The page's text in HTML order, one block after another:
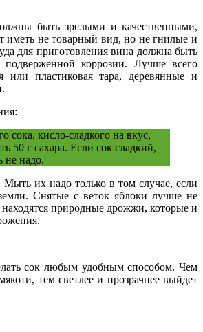
быть зрелыми и качественными,
иметь не товарный вид, но не гнилые и
для приготовления вина должна быть
коррозии. Лучше всего
или пластиковая тара, деревянные и
сока, кисло-сладкого на вкус,
50 г сахара. Если сок сладкий,
не надо.
Мыть их надо только в том случае, если
Снятые с веток яблоки лучше не
природные дрожжи, которые и
сок любым удобным способом. Чем
тем светлее и прозрачнее выйдет